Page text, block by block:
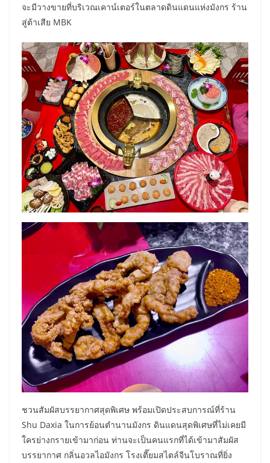
จะมีวางขายที่บริเวณเคาน์เตอร์ในตลาดดินแดนแห่งมังกร ร้าน
สู่ต้าเสีย MBK
ชวนสัมผัสบรรยากาศสุดพิเศษ พร้อมเปิดประสบการณ์ที่ร้าน
Shu Daxia ในการย้อนตำนานมังกร ดินแดนสุดพิเศษที่ไม่เคยมี
ใครย่างกรายเข้ามาก่อน ท่านจะเป็นคนแรกที่ได้เข้ามาสัมผัส
บรรยากาศ กลิ่นอวลไอมังกร โรงเตี๊ยมสไตล์จีนโบราณที่ยิ่ง